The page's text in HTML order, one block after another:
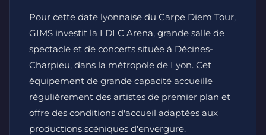
Pour cette date lyonnaise du Carpe Diem Tour,
GIMS investit la LDLC Arena, grande salle de
spectacle et de concerts située à Décines-
Charpieu, dans la métropole de Lyon. Cet
équipement de grande capacité accueille
régulièrement des artistes de premier plan et
offre des conditions d'accueil adaptées aux
productions scéniques d'envergure.